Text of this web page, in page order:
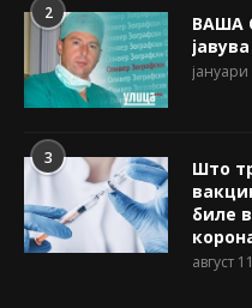
2
ВАША
3
Што
биле
август